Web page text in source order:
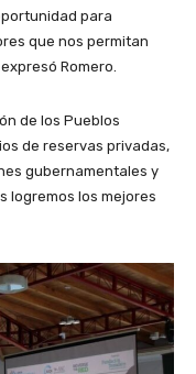
para
que nos permitan
Romero.
de los Pueblos
de reservas privadas,
gubernamentales y
logremos los mejores